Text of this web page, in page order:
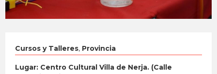
Cursos y Talleres, Provincia
Lugar: Centro Cultural Villa de Nerja. (Calle